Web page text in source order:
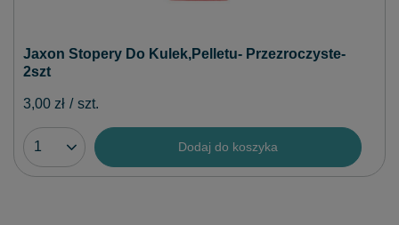
Jaxon Stopery Do Kulek,Pelletu- Przezroczyste-
2szt
3,00 zł / szt.
Dodaj do koszyka